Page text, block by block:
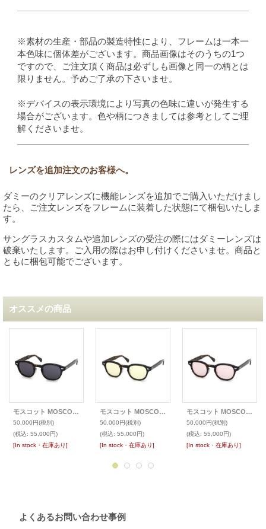
※素材の生産・部品の製造特性により、フレームは一本一
本色味に個体差がございます。商品画像はそのうちの1つ
ですので、ご注文頂く商品は必ずしも画像と同一の柄とは
限りません。予めご了承の下さいませ。
※デバイスの表示環境により写真の色味に違いが発生する
場合がございます。色や柄につきましては参考としてご理
解くださいませ。
レンズを追加注文のお客様へ。
ダミーのクリアレンズに機能レンズを追加でご購入いただけまし
たら、ご注文レンズをフレームに装着した状態にて梱包いたしま
す。
サングラスカスタムや追加レンズの受注の際にはダミーレンズは
破棄いたします。ご入用の際はお申し付けくださいませ。商品と
ともに梱包可能でございます。
オススメの商品
モスコット MOSCOT サングラスカスタム LEMTOSH レムトッシュ TORTOISE
50,000円(税別)
(税込: 55,000円)
[In stock・在庫あり]
モスコット MOSCOT サングラスカスタム LEMTOSH レムトッシュ TORTOISE
50,000円(税別)
(税込: 55,000円)
[In stock・在庫あり]
モスコット MOSCOT サングラスカスタム LEMTOSH レムトッシュ TORTOISE
50,000円(税別)
(税込: 55,000円)
[In stock・在庫あり]
よくあるお問い合わせ事例